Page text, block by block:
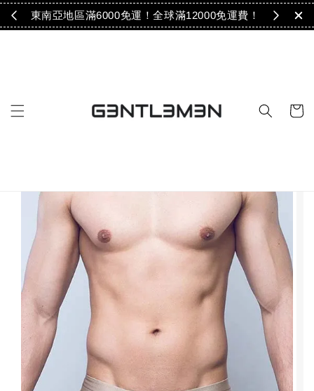
！ 東南亞地區滿6000免運！全球滿12000免運費！